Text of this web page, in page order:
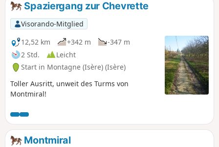
Spaziergang zur Chevrette
Visorando-Mitglied
12,52 km
+342 m
-347 m
2 Std.
Leicht
Start in Montagne (Isère) (Isère)
Toller Ausritt, unweit des Turms von
Montmiral!
Montmiral